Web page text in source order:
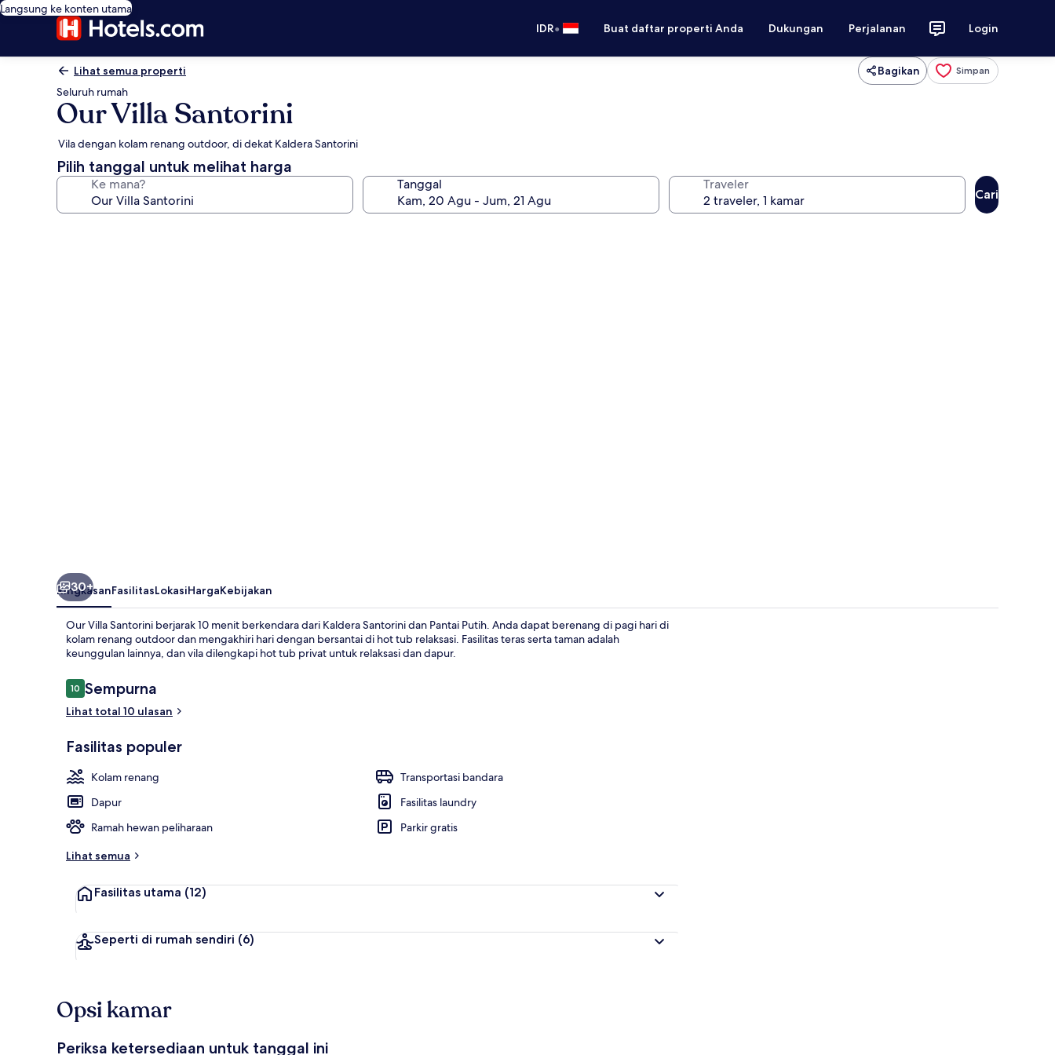
Langsung ke konten utama
IDR• Buat daftar properti Anda Dukungan Perjalanan Login
Lihat semua properti Bagikan Simpan
Seluruh rumah
Our Villa Santorini
Vila dengan kolam renang outdoor, di dekat Kaldera Santorini
Pilih tanggal untuk melihat harga
Ke mana? Tanggal Traveler
Cari
30+
RingkasanFasilitasLokasiHargaKebijakan
Our Villa Santorini berjarak 10 menit berkendara dari Kaldera Santorini dan Pantai Putih. Anda dapat berenang di pagi hari di
kolam renang outdoor dan mengakhiri hari dengan bersantai di hot tub relaksasi. Fasilitas teras serta taman adalah
keunggulan lainnya, dan vila dilengkapi hot tub privat untuk relaksasi dan dapur.
Ulasan
1010 dari 10
Sempurna
Lihat total 10 ulasan
Fasilitas populer
Kolam renang
Transportasi bandara
Dapur
Fasilitas laundry
Ramah hewan peliharaan
Parkir gratis
Lihat semua
Fasilitas utama (12)
Seperti di rumah sendiri (6)
Opsi kamar
Periksa ketersediaan untuk tanggal ini